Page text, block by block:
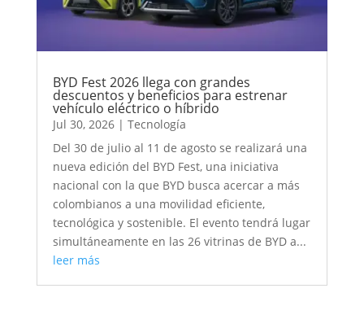
BYD Fest 2026 llega con grandes
descuentos y beneficios para estrenar
vehículo eléctrico o híbrido
Jul 30, 2026| Tecnología
Del 30 de julio al 11 de agosto se realizará una
nueva edición del BYD Fest, una iniciativa
nacional con la que BYD busca acercar a más
colombianos a una movilidad eficiente,
tecnológica y sostenible. El evento tendrá lugar
simultáneamente en las 26 vitrinas de BYD a...
leer más